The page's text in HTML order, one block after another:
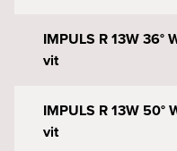
IMPULS R 13W 36°
vit
IMPULS R 13W 50°
vit